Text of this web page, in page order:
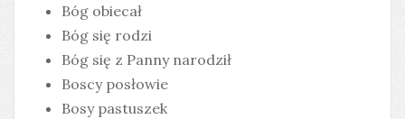
Bóg obiecał
Bóg się rodzi
Bóg się z Panny narodził
Boscy posłowie
Bosy pastuszek